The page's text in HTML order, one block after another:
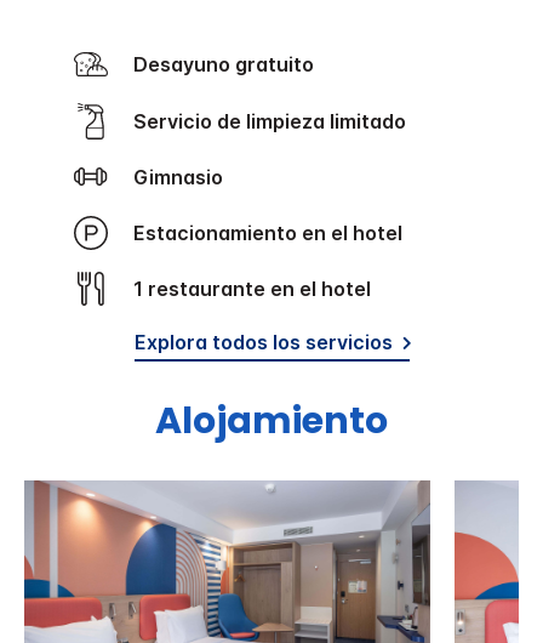
Desayuno gratuito
Servicio de limpieza limitado
Gimnasio
Estacionamiento en el hotel
1 restaurante en el hotel
Explora todos los servicios
Alojamiento